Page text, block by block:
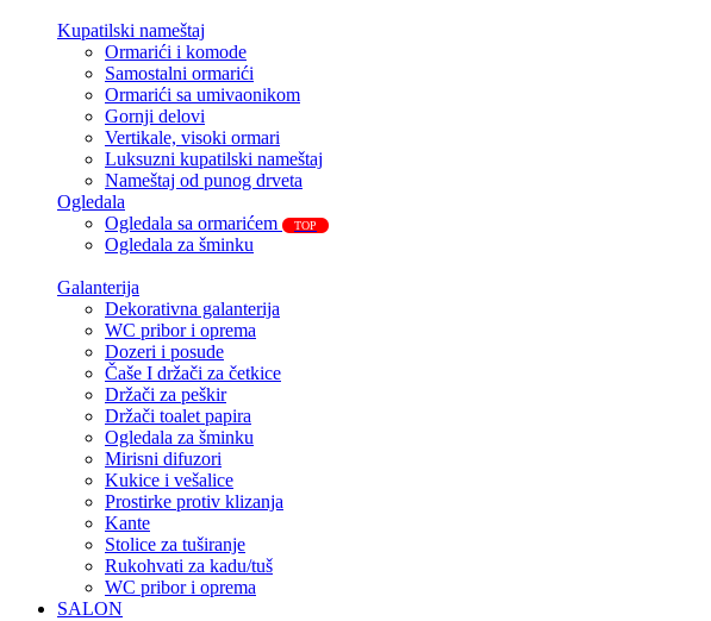
Kupatilski nameštaj
Ormarići i komode
Samostalni ormarići
Ormarići sa umivaonikom
Gornji delovi
Vertikale, visoki ormari
Luksuzni kupatilski nameštaj
Nameštaj od punog drveta
Ogledala
Ogledala sa ormarićem
TOP
Ogledala za šminku
Galanterija
Dekorativna galanterija
WC pribor i oprema
Dozeri i posude
Čaše I držači za četkice
Držači za peškir
Držači toalet papira
Ogledala za šminku
Mirisni difuzori
Kukice i vešalice
Prostirke protiv klizanja
Kante
Stolice za tuširanje
Rukohvati za kadu/tuš
WC pribor i oprema
SALON